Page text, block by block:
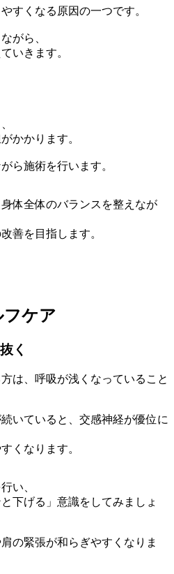
すくなる原因の一つです。
がら、
いきます。
かかります。
ら施術を行います。
体全体のバランスを整えなが
善を目指します。
フケア
く
は、呼吸が浅くなっていること
いていると、交感神経が優位に
くなります。
い、
下げる」意識をしてみましょ
の緊張が和らぎやすくなりま